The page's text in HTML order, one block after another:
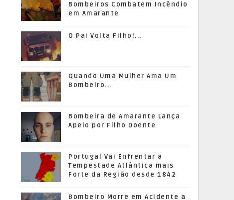
Bombeiros Combatem Incêndio
em Amarante
O Pai Volta Filho!...
Quando Uma Mulher Ama Um
Bombeiro...
Bombeira de Amarante Lança
Apelo por Filho Doente
Portugal Vai Enfrentar a
Tempestade Atlântica mais
Forte da Região desde 1842
Bombeiro Morre em Acidente a